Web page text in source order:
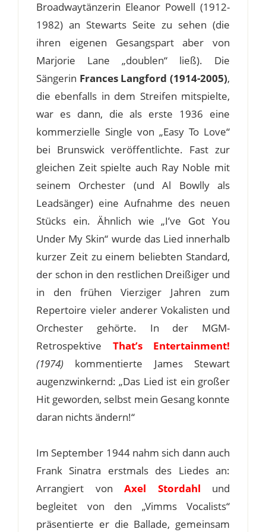
Broadwaytänzerin Eleanor Powell (1912-
1982) an Stewarts Seite zu sehen (die
ihren eigenen Gesangspart aber von
Marjorie Lane „doublen“ ließ). Die
Sängerin Frances Langford (1914-2005),
die ebenfalls in dem Streifen mitspielte,
war es dann, die als erste 1936 eine
kommerzielle Single von „Easy To Love“
bei Brunswick veröffentlichte. Fast zur
gleichen Zeit spielte auch Ray Noble mit
seinem Orchester (und Al Bowlly als
Leadsänger) eine Aufnahme des neuen
Stücks ein. Ähnlich wie „I’ve Got You
Under My Skin“ wurde das Lied innerhalb
kurzer Zeit zu einem beliebten Standard,
der schon in den restlichen Dreißiger und
in den frühen Vierziger Jahren zum
Repertoire vieler anderer Vokalisten und
Orchester gehörte. In der MGM-
Retrospektive That’s Entertainment!
(1974) kommentierte James Stewart
augenzwinkernd: „Das Lied ist ein großer
Hit geworden, selbst mein Gesang konnte
daran nichts ändern!“
Im September 1944 nahm sich dann auch
Frank Sinatra erstmals des Liedes an:
Arrangiert von Axel Stordahl und
begleitet von den „Vimms Vocalists“
präsentierte er die Ballade, gemeinsam